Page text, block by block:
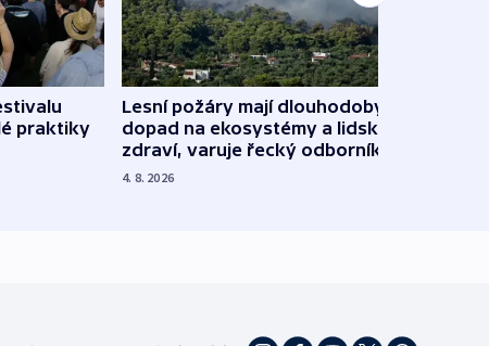
praktiky
Lesní požáry mají dlouhodobý
dopad na ekosystémy a lidské
zdraví, varuje řecký odborník
4. 8. 2026